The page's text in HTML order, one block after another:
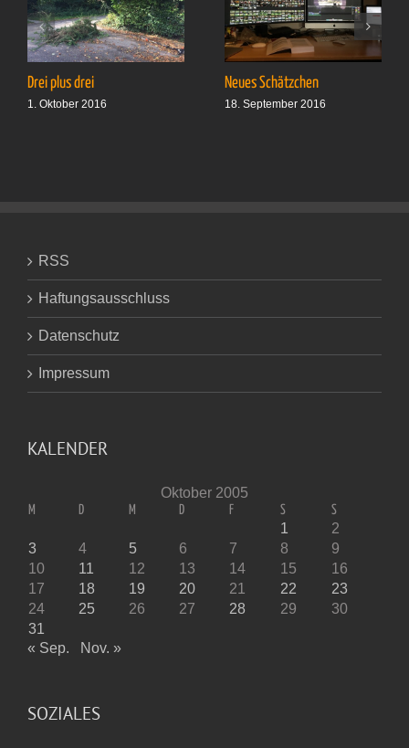
Drei plus drei
1. Oktober 2016
Neues Schätzchen
18. September 2016
RSS
Haftungsausschluss
Datenschutz
Impressum
KALENDER
Oktober 2005
M D M D F S S
1
2
3
4 5 6 7 8
9
10
11 12 13 14 15
16
17
18 19 20 21 22
23
24
25 26 27 28 29
30
31
« Sep.
Nov. »
SOZIALES